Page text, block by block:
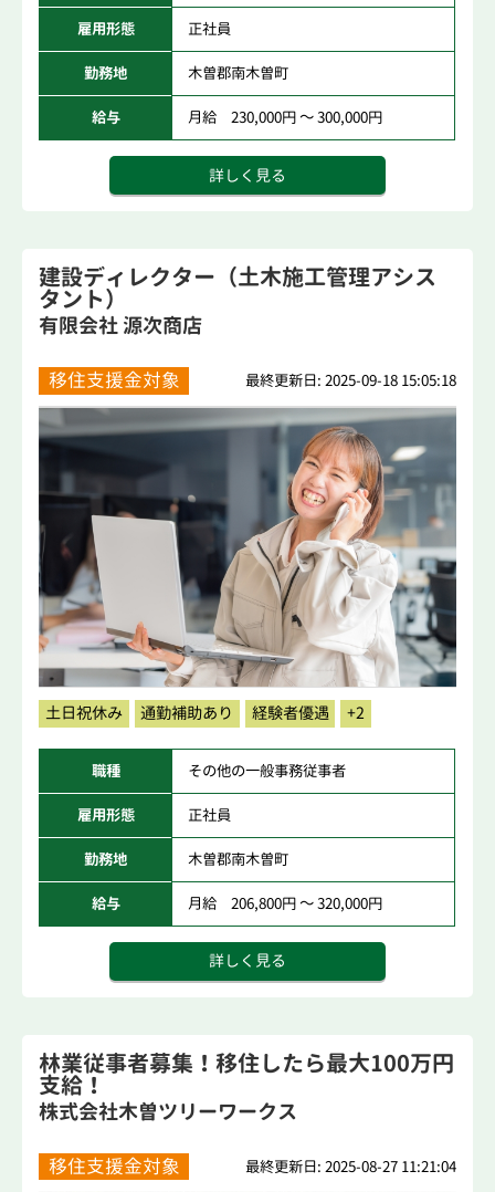
雇用形態 正社員
勤務地 木曽郡南木曽町
給与 月給 230,000円 ～ 300,000円
詳しく見る
建設ディレクター（土木施工管理アシス
タント）
有限会社 源次商店
移住支援金対象 最終更新日: 2025-09-18 15:05:18
土日祝休み 通勤補助あり 経験者優遇 +2
職種 その他の一般事務従事者
雇用形態 正社員
勤務地 木曽郡南木曽町
給与 月給 206,800円 ～ 320,000円
詳しく見る
林業従事者募集！移住したら最大100万円
支給！
株式会社木曽ツリーワークス
移住支援金対象 最終更新日: 2025-08-27 11:21:04